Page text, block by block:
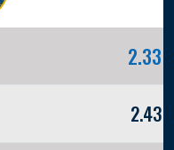
2.33
2.43